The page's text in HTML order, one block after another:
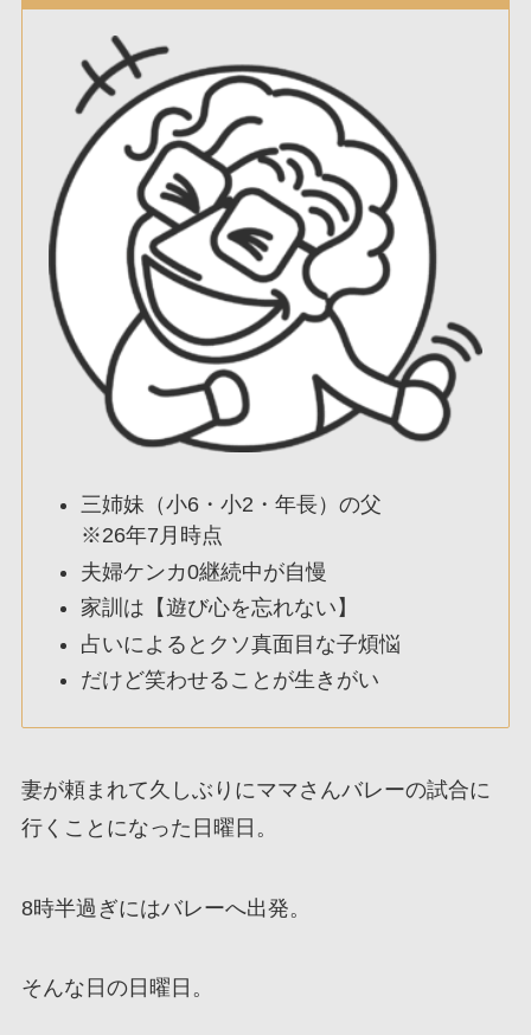
三姉妹（小6・小2・年長）の父
※26年7月時点
夫婦ケンカ0継続中が自慢
家訓は【遊び心を忘れない】
占いによるとクソ真面目な子煩悩
だけど笑わせることが生きがい
妻が頼まれて久しぶりにママさんバレーの試合に
行くことになった日曜日。
8時半過ぎにはバレーへ出発。
そんな日の日曜日。